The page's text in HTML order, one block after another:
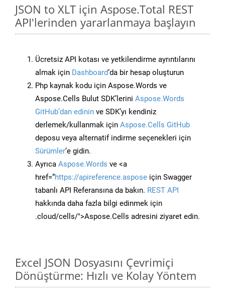
JSON to XLT için Aspose.Total REST
API'lerinden yararlanmaya başlayın
Ücretsiz API kotası ve yetkilendirme ayrıntılarını
almak için Dashboard‘da bir hesap oluşturun
Php kaynak kodu için Aspose.Words ve
Aspose.Cells Bulut SDK’lerini Aspose.Words
GitHub’dan edinin ve SDK’yı kendiniz
derlemek/kullanmak için Aspose.Cells GitHub
deposu veya alternatif indirme seçenekleri için
Sürümler‘e gidin.
Ayrıca Aspose.Words ve <a
href=“https://apireference.aspose için Swagger
tabanlı API Referansına da bakın. REST API
hakkında daha fazla bilgi edinmek için
.cloud/cells/">Aspose.Cells adresini ziyaret edin.
Excel JSON Dosyasını Çevrimiçi
Dönüştürme: Hızlı ve Kolay Yöntem